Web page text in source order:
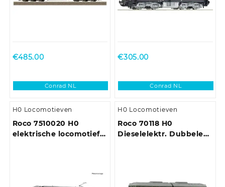
€485.00
Conrad NL
€305.00
Conrad NL
H0 Locomotieven
Roco 7510020 H0
elektrische locomotief
H0 Locomotieven
Roco 70118 H0
Dieselelektr. Dubbele